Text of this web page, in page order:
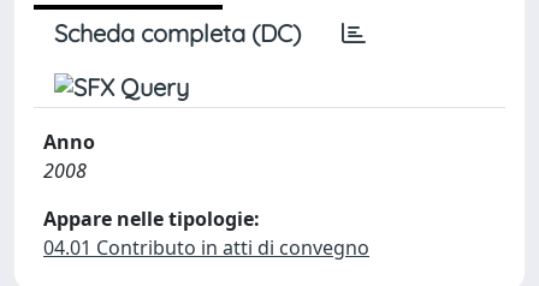
Scheda completa (DC)
Anno
2008
Appare nelle tipologie:
04.01 Contributo in atti di convegno